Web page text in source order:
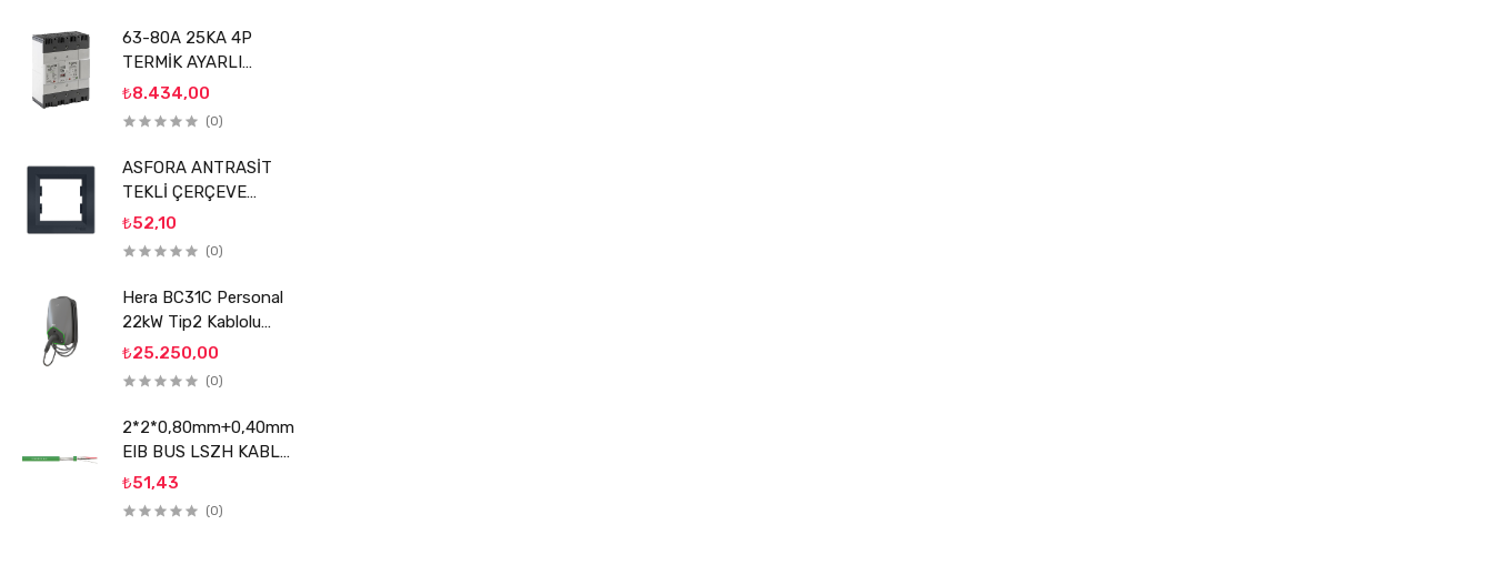
63-80A 25KA 4P
TERMİK AYARLI
KOMPAKT ŞALTER
SİGMA
₺8.434,00
(0)
ASFORA ANTRASİT
TEKLİ ÇERÇEVE
SCHNEİDER
₺52,10
(0)
Hera BC31C Personal
22kW Tip2 Kablolu
Elektrikli Araç Şarj
Ünitesi
₺25.250,00
(0)
2*2*0,80mm+0,40mm
EIB BUS LSZH KABLO
REÇBER
₺51,43
(0)